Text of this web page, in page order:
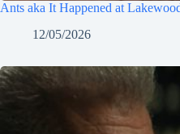
Ants aka It Happened at
12/05/2026